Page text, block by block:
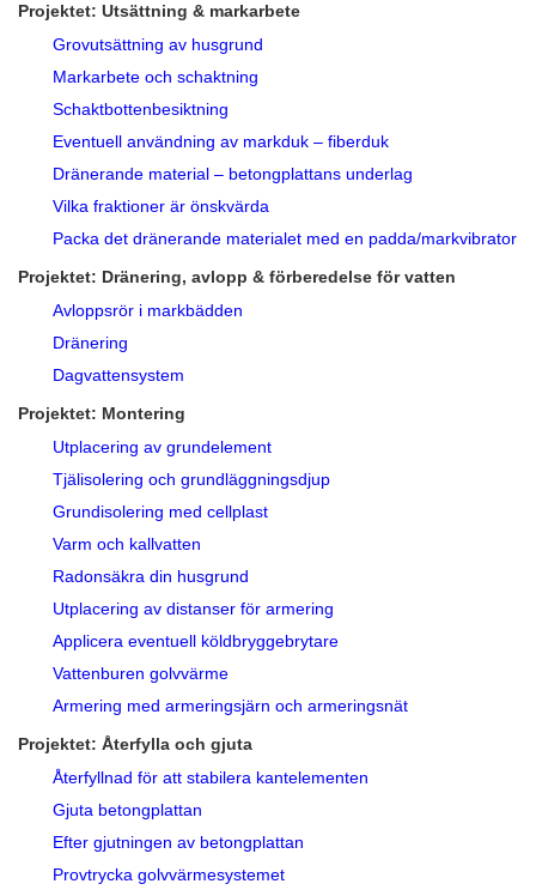
Projektet: Utsättning & markarbete
Grovutsättning av husgrund
Markarbete och schaktning
Schaktbottenbesiktning
Eventuell användning av markduk – fiberduk
Dränerande material – betongplattans underlag
Vilka fraktioner är önskvärda
Packa det dränerande materialet med en padda/markvibrator
Projektet: Dränering, avlopp & förberedelse för vatten
Avloppsrör i markbädden
Dränering
Dagvattensystem
Projektet: Montering
Utplacering av grundelement
Tjälisolering och grundläggningsdjup
Grundisolering med cellplast
Varm och kallvatten
Radonsäkra din husgrund
Utplacering av distanser för armering
Applicera eventuell köldbryggebrytare
Vattenburen golvvärme
Armering med armeringsjärn och armeringsnät
Projektet: Återfylla och gjuta
Återfyllnad för att stabilera kantelementen
Gjuta betongplattan
Efter gjutningen av betongplattan
Provtrycka golvvärmesystemet